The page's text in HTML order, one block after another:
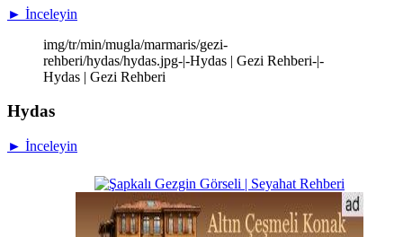
► İnceleyin
img/tr/min/mugla/marmaris/gezi-
rehberi/hydas/hydas.jpg-|-Hydas | Gezi Rehberi-|-
Hydas | Gezi Rehberi
Hydas
► İnceleyin